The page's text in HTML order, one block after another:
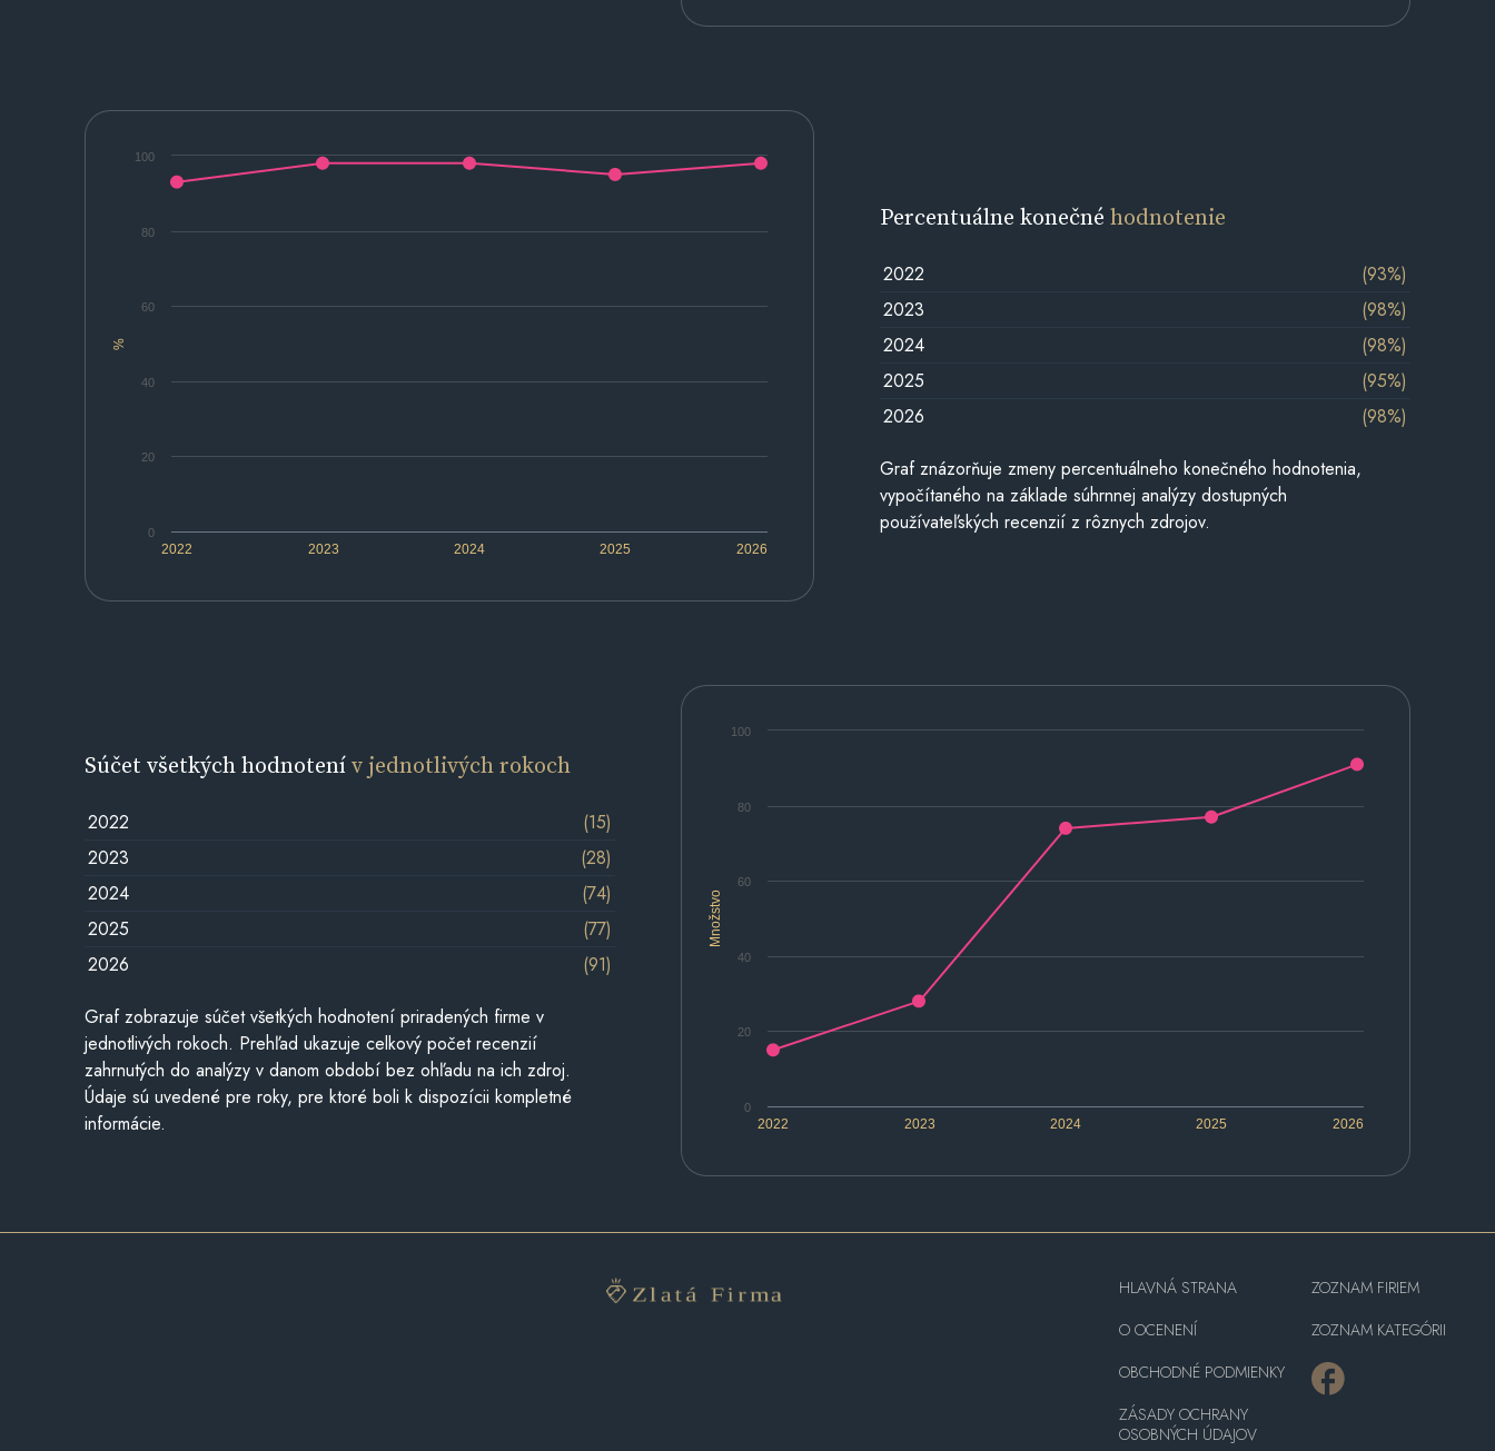
%
2022 2023 2024 2025 2026
0
20
40
60
80
100
Percentuálne konečnéhodnotenie
2022
(93%)
2023
(98%)
2024
(98%)
2025
(95%)
2026
(98%)
Graf znázorňuje zmeny percentuálneho konečného hodnotenia,
vypočítaného na základe súhrnnej analýzy dostupných
používateľských recenzií z rôznych zdrojov.
Množstvo
2022 2023 2024 2025 2026
0
20
40
60
80
100
Súčet všetkých hodnotenív jednotlivých rokoch
2022
(15)
2023
(28)
2024
(74)
2025
(77)
2026
(91)
Graf zobrazuje súčet všetkých hodnotení priradených firme v
jednotlivých rokoch. Prehľad ukazuje celkový počet recenzií
zahrnutých do analýzy v danom období bez ohľadu na ich zdroj.
Údaje sú uvedené pre roky, pre ktoré boli k dispozícii kompletné
informácie.
HLAVNÁ STRANA
O OCENENÍ
OBCHODNÉ PODMIENKY
ZÁSADY OCHRANY
OSOBNÝCH ÚDAJOV
ZOZNAM FIRIEM
ZOZNAM KATEGÓRII